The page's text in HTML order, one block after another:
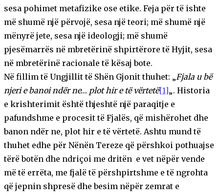
sesa pohimet metafizike ose etike. Feja për të ishte
më shumë një përvojë, sesa një teori; më shumë një
mënyrë jete, sesa një ideologji; më shumë
pjesëmarrës në mbretërinë shpirtërore të Hyjit, sesa
në mbretërinë racionale të kësaj bote.
Në fillim të Ungjillit të Shën Gjonit thuhet: „Fjala u bë
njeri e banoi ndër ne… plot hir e të vërtetë[1]„. Historia
e krishterimit është thjeshtë një paraqitje e
pafundshme e procesit të Fjalës, që mishërohet dhe
banon ndër ne, plot hir e të vërtetë. Ashtu mund të
thuhet edhe për Nënën Tereze që përshkoi pothuajse
tërë botën dhe ndriçoi me dritën e vet nëpër vende
më të errëta, me fjalë të përshpirtshme e të ngrohta
që jepnin shpresë dhe besim nëpër zemrat e